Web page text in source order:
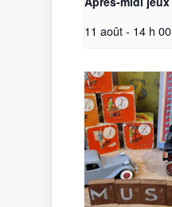
11 août - 14 h 00